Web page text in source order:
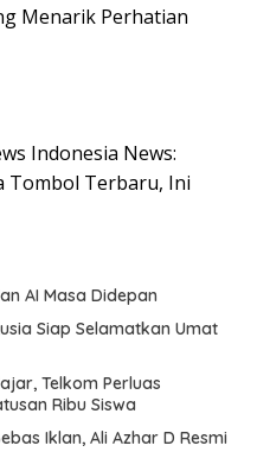
Menarik Perhatian
Indonesia News:
Tombol Terbaru, Ini
AI Masa Didepan
Siap Selamatkan Umat
Telkom Perluas
Ribu Siswa
Iklan, Ali Azhar D Resmi